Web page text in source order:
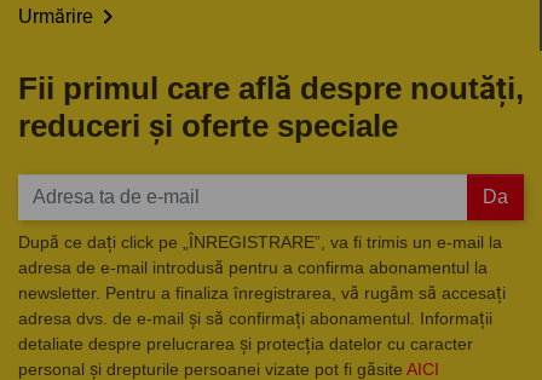
Urmărire 
Fii primul care află despre noutăți,
reduceri și oferte speciale
Da
După ce dați click pe „ÎNREGISTRARE”, va fi trimis un e-mail la
adresa de e-mail introdusă pentru a confirma abonamentul la
newsletter. Pentru a finaliza înregistrarea, vă rugăm să accesați
adresa dvs. de e-mail și să confirmați abonamentul. Informații
detaliate despre prelucrarea și protecția datelor cu caracter
personal și drepturile persoanei vizate pot fi găsite AICI